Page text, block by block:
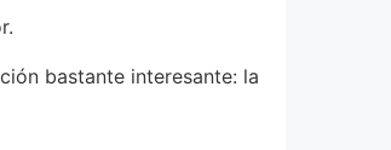
bastante interesante: la